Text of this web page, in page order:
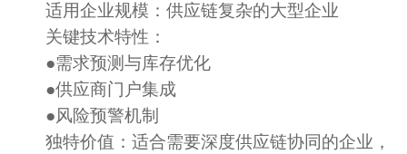
适用企业规模：供应链复杂的大型企业
关键技术特性：
●需求预测与库存优化
●供应商门户集成
●风险预警机制
独特价值：适合需要深度供应链协同的企业，